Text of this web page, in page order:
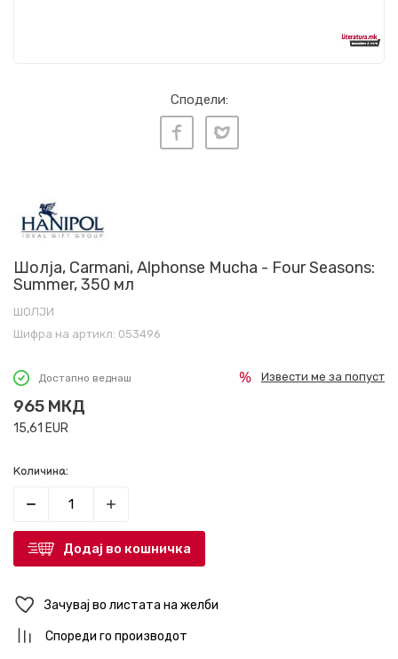
Сподели:
Шолја, Carmani, Alphonse Mucha - Four Seasons:
Summer, 350 мл
ШОЛЈИ
Шифра на артикл: 053496
Достапно веднаш
965 МКД
15,61 EUR
Извести ме за попуст
Количина:
Додај во кошничка
Зачувај во листата на желби
Спореди го производот